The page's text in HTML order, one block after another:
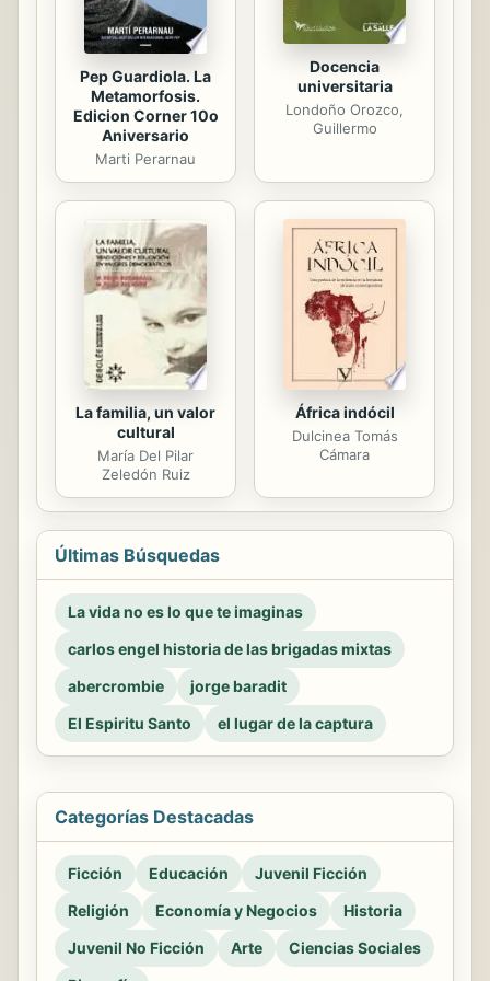
Pep Guardiola. La
Metamorfosis.
Edicion Corner 10o
Aniversario
Marti Perarnau
Docencia
universitaria
Londoño Orozco,
Guillermo
La familia, un valor
cultural
María Del Pilar
Zeledón Ruiz
África indócil
Dulcinea Tomás
Cámara
Últimas Búsquedas
La vida no es lo que te imaginas
carlos engel historia de las brigadas mixtas
abercrombie
jorge baradit
El Espiritu Santo
el lugar de la captura
Categorías Destacadas
Ficción Educación
Juvenil Ficción
Religión
Economía y Negocios
Historia
Juvenil No Ficción
Arte
Ciencias Sociales